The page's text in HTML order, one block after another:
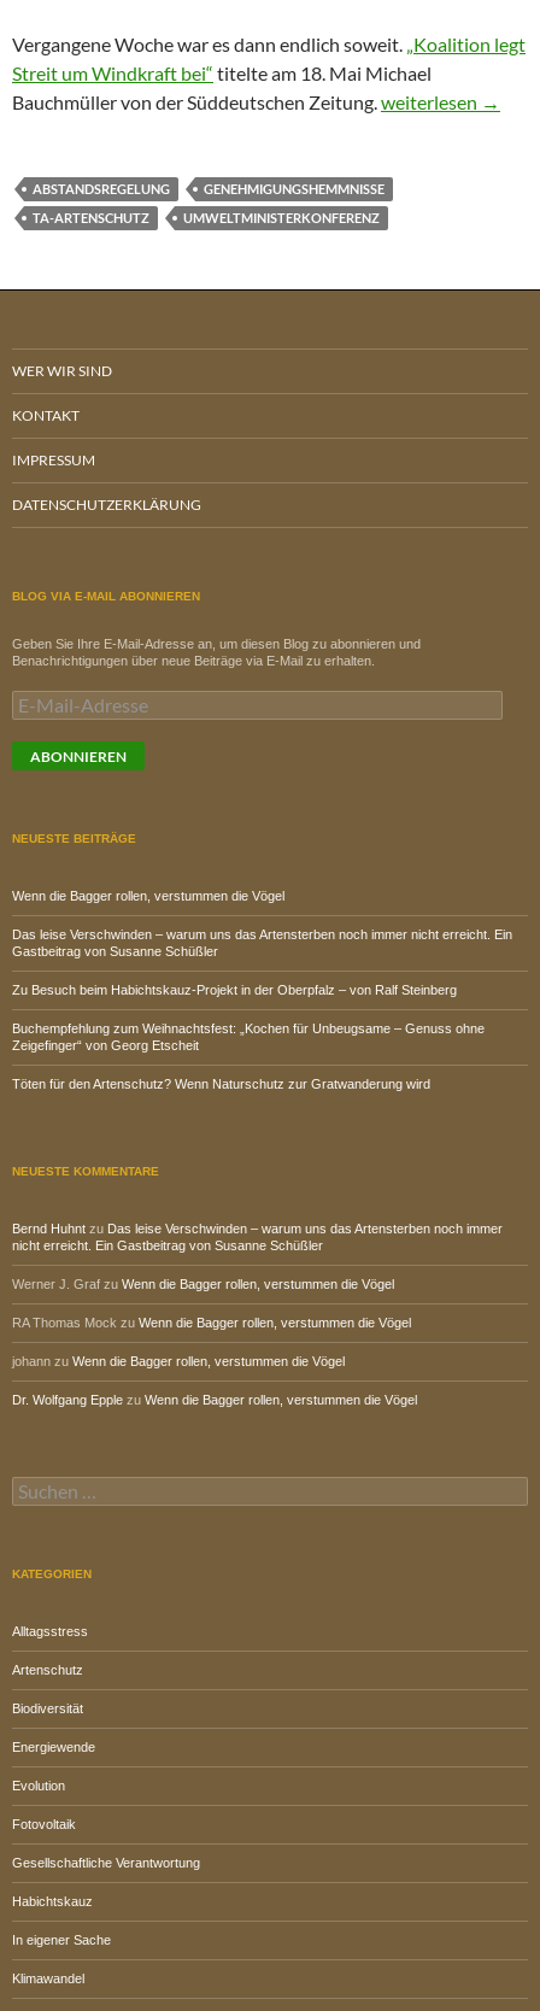
Vergangene Woche war es dann endlich soweit. „Koalition legt
Streit um Windkraft bei“ titelte am 18. Mai Michael
Bauchmüller von der Süddeutschen Zeitung.Opium für das
weiterlesen →
ABSTANDSREGELUNG
GENEHMIGUNGSHEMMNISSE
TA-ARTENSCHUTZ
UMWELTMINISTERKONFERENZ
WER WIR SIND
KONTAKT
IMPRESSUM
DATENSCHUTZERKLÄRUNG
BLOG VIA E-MAIL ABONNIEREN
Geben Sie Ihre E-Mail-Adresse an, um diesen Blog zu abonnieren und
Benachrichtigungen über neue Beiträge via E-Mail zu erhalten.
E-
Mail-
ABONNIEREN
NEUESTE BEITRÄGE
Wenn die Bagger rollen, verstummen die Vögel
Das leise Verschwinden – warum uns das Artensterben noch immer nicht erreicht. Ein
Gastbeitrag von Susanne Schüßler
Zu Besuch beim Habichtskauz-Projekt in der Oberpfalz – von Ralf Steinberg
Buchempfehlung zum Weihnachtsfest: „Kochen für Unbeugsame – Genuss ohne
Zeigefinger“ von Georg Etscheit
Töten für den Artenschutz? Wenn Naturschutz zur Gratwanderung wird
NEUESTE KOMMENTARE
Bernd Huhnt zu Das leise Verschwinden – warum uns das Artensterben noch immer
nicht erreicht. Ein Gastbeitrag von Susanne Schüßler
Werner J. Graf zu Wenn die Bagger rollen, verstummen die Vögel
RA Thomas Mock zu Wenn die Bagger rollen, verstummen die Vögel
johann zu Wenn die Bagger rollen, verstummen die Vögel
Dr. Wolfgang Epple zu Wenn die Bagger rollen, verstummen die Vögel
Suchen
nach:
KATEGORIEN
Alltagsstress
Artenschutz
Biodiversität
Energiewende
Evolution
Fotovoltaik
Gesellschaftliche Verantwortung
Habichtskauz
In eigener Sache
Klimawandel